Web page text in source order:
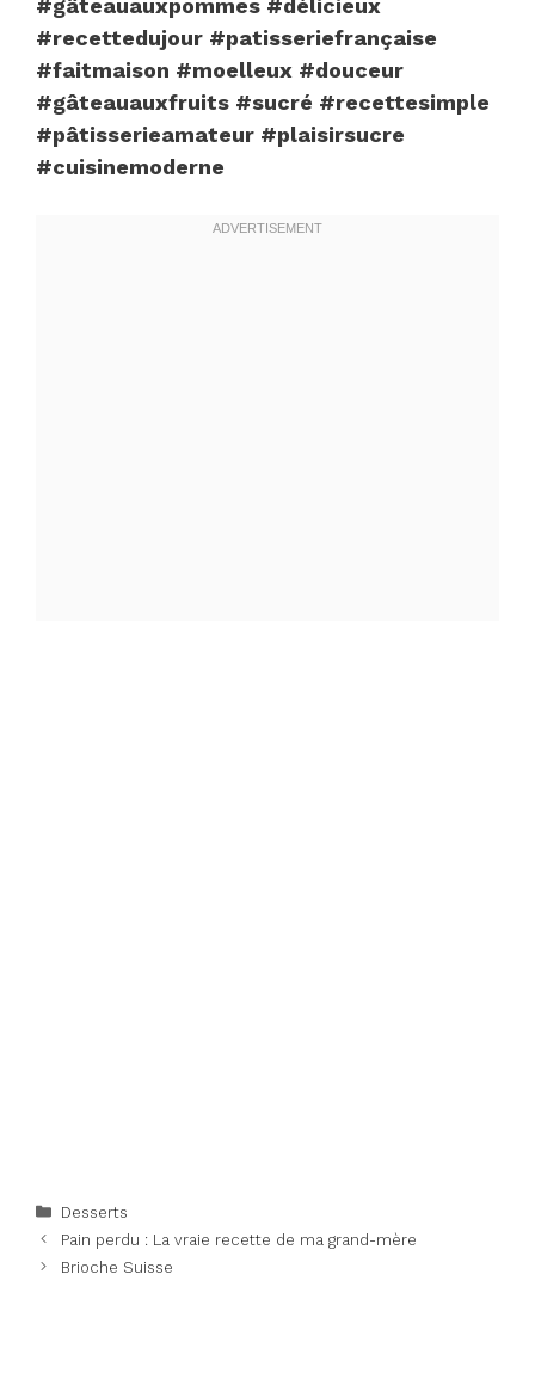
#gâteauauxpommes #délicieux
#recettedujour #patisseriefrançaise
#faitmaison #moelleux #douceur
#gâteauauxfruits #sucré #recettesimple
#pâtisserieamateur #plaisirsucre
#cuisinemoderne
Categories
Desserts
Pain perdu : La vraie recette de ma grand-mère
Brioche Suisse